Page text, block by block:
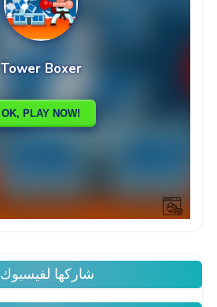
شاركها لفيسبوك